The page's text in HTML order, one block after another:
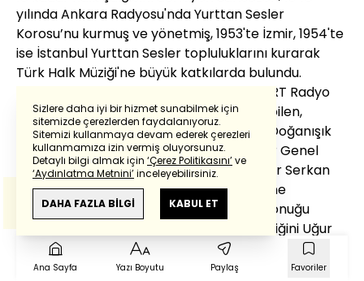
yılında Ankara Radyosu'nda Yurttan Sesler
Korosu’nu kurmuş ve yönetmiş, 1953'te İzmir, 1954'te
ise İstanbul Yurttan Sesler topluluklarını kurarak
Türk Halk Müziği'ne büyük katkılarda bulundu.
Muzaffer Sarısözen’i Anma konserinde TRT Radyo
sanatçıları Hüsamettin Subaşı, Soner Özbilen,
Kubilay Dökmetaş, İbrahim Can, Nursaç Doğanışık
ve Elvan Sevim'in yanı sıra Güzel Sanatlar Genel
Müdür Yardımcısı Enver Merallı, sanatçılar Serkan
Çağrı ve Züleyha Ortak solist olarak sahne
alacaklar. Dr. Süleyman Şenel ise Onur Konuğu
olarak programa katılacak. Konserin şefliğini Uğur
Kaya üstlenecek.
Ana Sayfa Yazı Boyutu Paylaş Favoriler
Sizlere daha iyi bir hizmet sunabilmek için
sitemizde çerezlerden faydalanıyoruz.
Sitemizi kullanmaya devam ederek çerezleri
kullanmamıza izin vermiş oluyorsunuz.
Detaylı bilgi almak için ‘Çerez Politikasını’ve
‘Aydınlatma Metnini’inceleyebilirsiniz.
DAHA FAZLA BİLGİ KABUL ET
Powered by Translate
Bu çevirideGoogle Transletekullanılmıştır.
Anlam ve çeviri hatalarından
haberturk.com
sorumlu değildir.